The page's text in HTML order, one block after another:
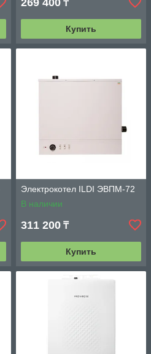
269 400 ₸
Купить
Электрокотел ILDI ЭВПМ-72
В наличии
311 200 ₸
Купить